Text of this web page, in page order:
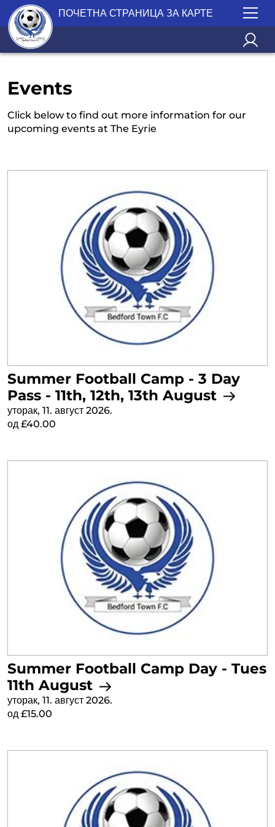
ПОЧЕТНА СТРАНИЦА ЗА КАРТЕ
Events
Click below to find out more information for our
upcoming events at The Eyrie
Summer Football Camp - 3 Day
Pass - 11th, 12th, 13th August
уторак, 11. август 2026.
од £40.00
Summer Football Camp Day - Tues
11th August
уторак, 11. август 2026.
од £15.00